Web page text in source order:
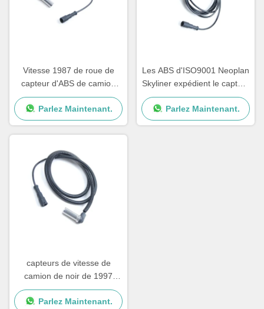
Vitesse 1987 de roue de
capteur d'ABS de camion
d'HOMME d'IVECO 1784588
5021170125 1506005
Parlez Maintenant.
Les ABS d'ISO9001 Neoplan
Skyliner expédient le capteur
A0015428818 0015423318
Parlez Maintenant.
capteurs de vitesse de
camion de noir de 1997
2002 ABS de DAF
4410328790 3029023300
Parlez Maintenant.